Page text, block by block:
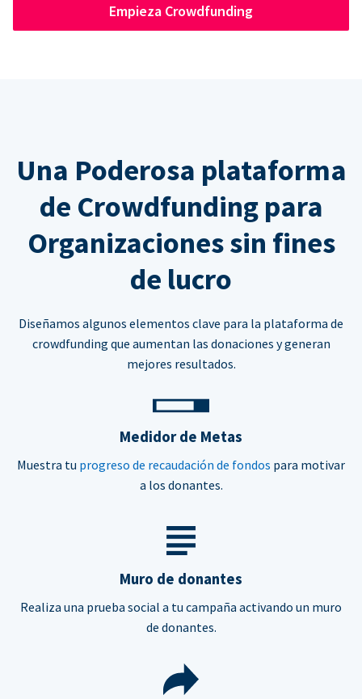
Empieza Crowdfunding
Una Poderosa plataforma
de Crowdfunding para
Organizaciones sin fines
de lucro
Diseñamos algunos elementos clave para la plataforma de
crowdfunding que aumentan las donaciones y generan
mejores resultados.
Medidor de Metas
Muestra tu progreso de recaudación de fondos para motivar
a los donantes.
Muro de donantes
Realiza una prueba social a tu campaña activando un muro
de donantes.